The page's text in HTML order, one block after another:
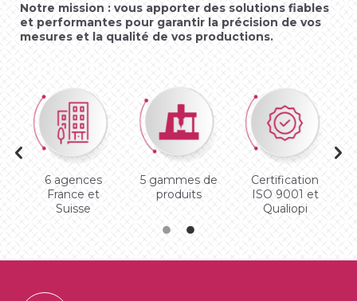
Notre mission : vous apporter des solutions fiables
et performantes pour garantir la précision de vos
mesures et la qualité de vos productions.
6 agences
France et
Suisse
5 gammes de
produits
Certification
ISO 9001 et
Qualiopi